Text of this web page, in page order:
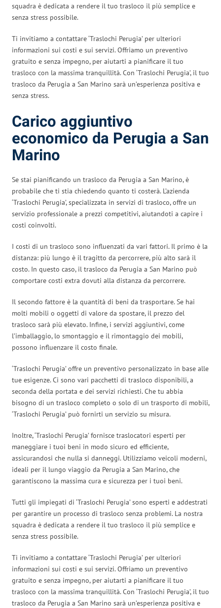
squadra è dedicata a rendere il tuo trasloco il più semplice e
senza stress possibile.
Ti invitiamo a contattare ‘Traslochi Perugia’ per ulteriori
informazioni sui costi e sui servizi. Offriamo un preventivo
gratuito e senza impegno, per aiutarti a pianificare il tuo
trasloco con la massima tranquillità. Con ‘Traslochi Perugia’, il tuo
trasloco da Perugia a San Marino sarà un’esperienza positiva e
senza stress.
Carico aggiuntivo
economico da Perugia a San
Marino
Se stai pianificando un trasloco da Perugia a San Marino, è
probabile che ti stia chiedendo quanto ti costerà. L’azienda
‘Traslochi Perugia’, specializzata in servizi di trasloco, offre un
servizio professionale a prezzi competitivi, aiutandoti a capire i
costi coinvolti.
I costi di un trasloco sono influenzati da vari fattori. Il primo è la
distanza: più lungo è il tragitto da percorrere, più alto sarà il
costo. In questo caso, il trasloco da Perugia a San Marino può
comportare costi extra dovuti alla distanza da percorrere.
Il secondo fattore è la quantità di beni da trasportare. Se hai
molti mobili o oggetti di valore da spostare, il prezzo del
trasloco sarà più elevato. Infine, i servizi aggiuntivi, come
l’imballaggio, lo smontaggio e il rimontaggio dei mobili,
possono influenzare il costo finale.
‘Traslochi Perugia’ offre un preventivo personalizzato in base alle
tue esigenze. Ci sono vari pacchetti di trasloco disponibili, a
seconda della portata e dei servizi richiesti. Che tu abbia
bisogno di un trasloco completo o solo di un trasporto di mobili,
‘Traslochi Perugia’ può fornirti un servizio su misura.
Inoltre, ‘Traslochi Perugia’ fornisce traslocatori esperti per
maneggiare i tuoi beni in modo sicuro ed efficiente,
assicurandosi che nulla si danneggi. Utilizziamo veicoli moderni,
ideali per il lungo viaggio da Perugia a San Marino, che
garantiscono la massima cura e sicurezza per i tuoi beni.
Tutti gli impiegati di ‘Traslochi Perugia’ sono esperti e addestrati
per garantire un processo di trasloco senza problemi. La nostra
squadra è dedicata a rendere il tuo trasloco il più semplice e
senza stress possibile.
Ti invitiamo a contattare ‘Traslochi Perugia’ per ulteriori
informazioni sui costi e sui servizi. Offriamo un preventivo
gratuito e senza impegno, per aiutarti a pianificare il tuo
trasloco con la massima tranquillità. Con ‘Traslochi Perugia’, il tuo
trasloco da Perugia a San Marino sarà un’esperienza positiva e